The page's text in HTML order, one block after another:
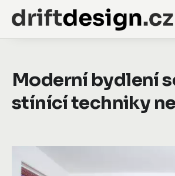
Moderní bydlení
stínící techniky